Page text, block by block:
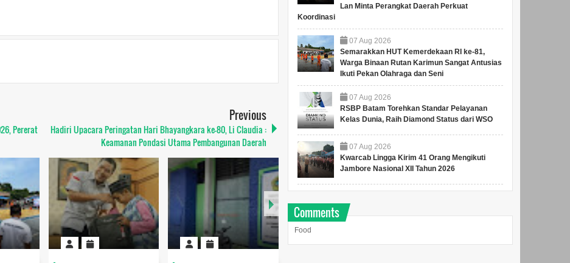
Pererat
Previous
Hadiri Upacara Peringatan Hari Bhayangkara ke-80, Li Claudia :
Keamanan Pondasi Utama Pembangunan Daerah
Lan Minta Perangkat Daerah Perkuat
Koordinasi
07 Aug 2026
Semarakkan HUT Kemerdekaan RI ke-81,
Warga Binaan Rutan Karimun Sangat Antusias
Ikuti Pekan Olahraga dan Seni
07 Aug 2026
RSBP Batam Torehkan Standar Pelayanan
Kelas Dunia, Raih Diamond Status dari WSO
07 Aug 2026
Kwarcab Lingga Kirim 41 Orang Mengikuti
Jambore Nasional XII Tahun 2026
Comments
Food